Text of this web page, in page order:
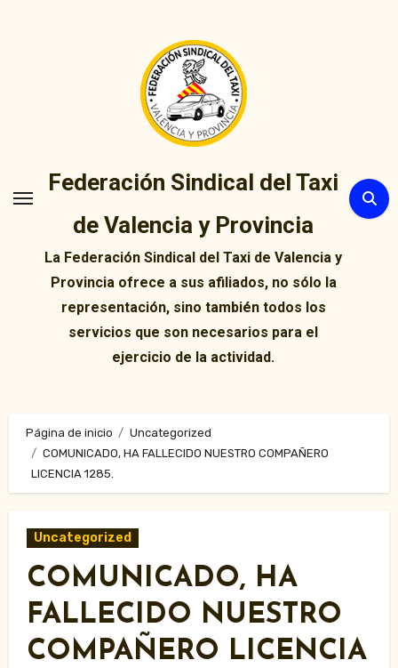
Federación Sindical del Taxi
de Valencia y Provincia
La Federación Sindical del Taxi de Valencia y
Provincia ofrece a sus afiliados, no sólo la
representación, sino también todos los
servicios que son necesarios para el
ejercicio de la actividad.
Página de inicio
Uncategorized
COMUNICADO, HA FALLECIDO NUESTRO COMPAÑERO
LICENCIA 1285.
Uncategorized
COMUNICADO, HA
FALLECIDO NUESTRO
COMPAÑERO LICENCIA